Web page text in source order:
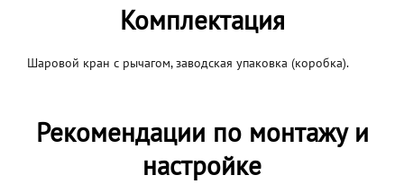
Комплектация
Шаровой кран с рычагом, заводская упаковка (коробка).
Рекомендации по монтажу и
настройке